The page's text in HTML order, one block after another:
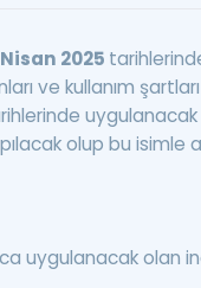
2025
ve kullanım
olup bu isimle
uygulanacak olan